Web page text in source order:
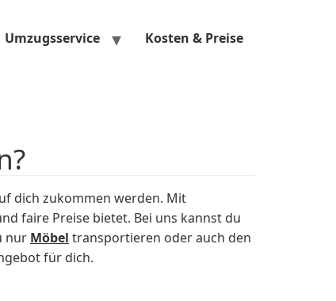
Umzugsservice Kosten & Preise
dich zukommen werden. Mit
faire Preise bietet. Bei uns kannst du
nur Möbel transportieren oder auch den
für dich.